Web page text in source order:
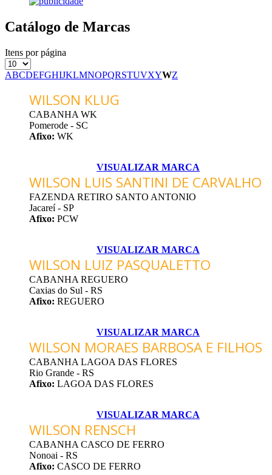
Catálogo de Marcas
Itens por página
ABCDEFGHIJKLMNOPQRSTUVXYWZ
WILSON KLUG
CABANHA WK
Pomerode - SC
Afixo: WK
VISUALIZAR MARCA
WILSON LUIS SANTINI DE CARVALHO
FAZENDA RETIRO SANTO ANTONIO
Jacareí - SP
Afixo: PCW
VISUALIZAR MARCA
WILSON LUIZ PASQUALETTO
CABANHA REGUERO
Caxias do Sul - RS
Afixo: REGUERO
VISUALIZAR MARCA
WILSON MORAES BARBOSA E FILHOS
CABANHA LAGOA DAS FLORES
Rio Grande - RS
Afixo: LAGOA DAS FLORES
VISUALIZAR MARCA
WILSON RENSCH
CABANHA CASCO DE FERRO
Nonoai - RS
Afixo: CASCO DE FERRO